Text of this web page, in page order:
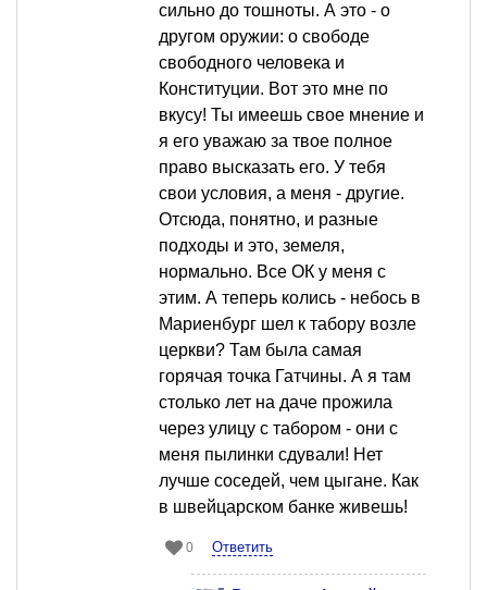
сильно до тошноты. А это - о
другом оружии: о свободе
свободного человека и
Конституции. Вот это мне по
вкусу! Ты имеешь свое мнение и
я его уважаю за твое полное
право высказать его. У тебя
свои условия, а меня - другие.
Отсюда, понятно, и разные
подходы и это, земеля,
нормально. Все ОК у меня с
этим. А теперь колись - небось в
Мариенбург шел к табору возле
церкви? Там была самая
горячая точка Гатчины. А я там
столько лет на даче прожила
через улицу с табором - они с
меня пылинки сдували! Нет
лучше соседей, чем цыгане. Как
в швейцарском банке живешь!
0 Ответить